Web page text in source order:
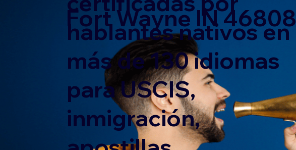
hablantes nativos en
más de 130 idiomas
para USCIS,
inmigración,
Fort Wayne IN 46808